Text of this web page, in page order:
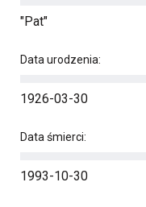
"Pat"
Data urodzenia:
1926-03-30
Data śmierci:
1993-10-30